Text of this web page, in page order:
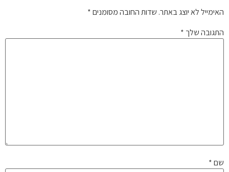
האימייל לא יוצג באתר. שדות החובה מסומנים*
התגובה שלך *
שם*